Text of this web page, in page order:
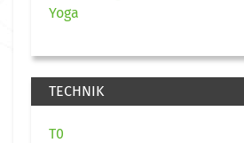
Yoga
TECHNIK
T0